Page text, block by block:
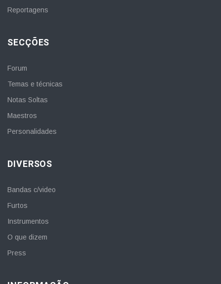
Reportagens
SECÇÕES
Forum
Temas e técnicas
Notas Soltas
Maestros
Personalidades
DIVERSOS
Bandas c/video
Furtos
Instrumentos
O que dizem
Press